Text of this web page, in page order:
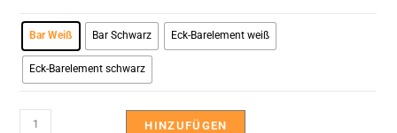
Bar Weiß Bar Schwarz Eck-Barelement weiß
Eck-Barelement schwarz
HINZUFÜGEN